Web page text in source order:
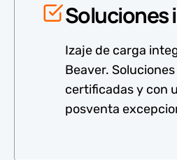
Soluciones
Izaje de carga
Beaver.
certificadas y con
posventa